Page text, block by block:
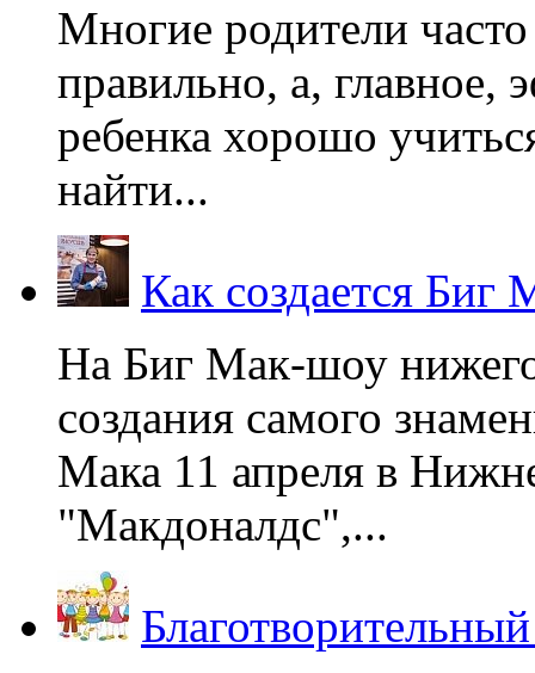
Многие родители
правильно, а, главное,
ребенка хорошо
найти...
Как создается Биг
На Биг Мак-шоу
создания самого
Мака 11 апреля в
"Макдоналдс",...